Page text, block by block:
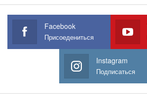
Facebook
Присоедениться
Instagram
Подписаться